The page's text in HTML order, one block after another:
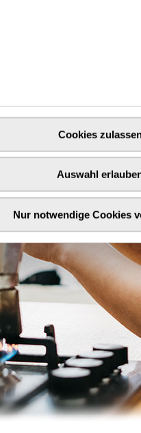
Cookies
Auswahl
Nur notwendige Cookies